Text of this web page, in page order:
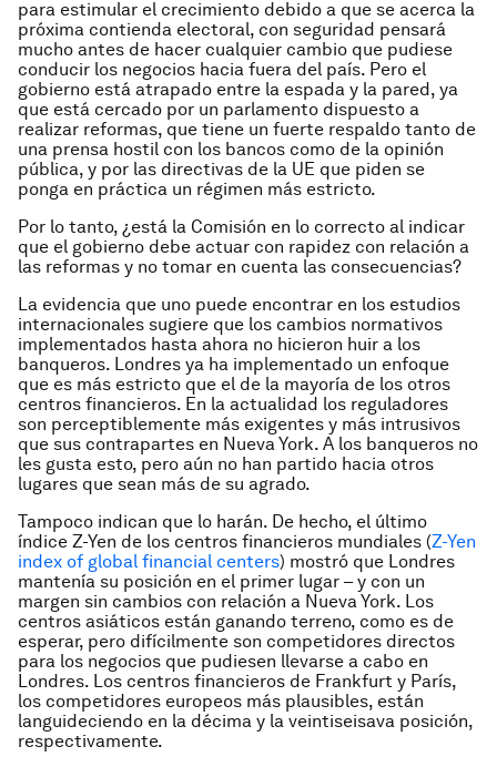
para estimular el crecimiento debido a que se acerca la
próxima contienda electoral, con seguridad pensará
mucho antes de hacer cualquier cambio que pudiese
conducir los negocios hacia fuera del país. Pero el
gobierno está atrapado entre la espada y la pared, ya
que está cercado por un parlamento dispuesto a
realizar reformas, que tiene un fuerte respaldo tanto de
una prensa hostil con los bancos como de la opinión
pública, y por las directivas de la UE que piden se
ponga en práctica un régimen más estricto.
Por lo tanto, ¿está la Comisión en lo correcto al indicar
que el gobierno debe actuar con rapidez con relación a
las reformas y no tomar en cuenta las consecuencias?
La evidencia que uno puede encontrar en los estudios
internacionales sugiere que los cambios normativos
implementados hasta ahora no hicieron huir a los
banqueros. Londres ya ha implementado un enfoque
que es más estricto que el de la mayoría de los otros
centros financieros. En la actualidad los reguladores
son perceptiblemente más exigentes y más intrusivos
que sus contrapartes en Nueva York. A los banqueros no
les gusta esto, pero aún no han partido hacia otros
lugares que sean más de su agrado.
Tampoco indican que lo harán. De hecho, el último
índice Z-Yen de los centros financieros mundiales (Z-Yen
index of global financial centers) mostró que Londres
mantenía su posición en el primer lugar – y con un
margen sin cambios con relación a Nueva York. Los
centros asiáticos están ganando terreno, como es de
esperar, pero difícilmente son competidores directos
para los negocios que pudiesen llevarse a cabo en
Londres. Los centros financieros de Frankfurt y París,
los competidores europeos más plausibles, están
languideciendo en la décima y la veintiseisava posición,
respectivamente.